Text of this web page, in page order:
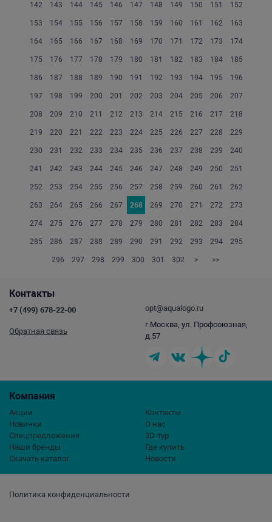
142 143 144 145 146 147 148 149 150 151 152
153 154 155 156 157 158 159 160 161 162 163
164 165 166 167 168 169 170 171 172 173 174
175 176 177 178 179 180 181 182 183 184 185
186 187 188 189 190 191 192 193 194 195 196
197 198 199 200 201 202 203 204 205 206 207
208 209 210 211 212 213 214 215 216 217 218
219 220 221 222 223 224 225 226 227 228 229
230 231 232 233 234 235 236 237 238 239 240
241 242 243 244 245 246 247 248 249 250 251
252 253 254 255 256 257 258 259 260 261 262
263 264 265 266 267 268 269 270 271 272 273
274 275 276 277 278 279 280 281 282 283 284
285 286 287 288 289 290 291 292 293 294 295
296 297 298 299 300 301 302 > >>
Политика конфиденциальности
Компания
Акции
Новинки
Спецпредложения
Наши бренды
Скачать каталог
Контакты
О нас
3D-тур
Где купить
Новости
Контакты
+7 (499) 678-22-00
Обратная связь
opt@aqualogo.ru
г.Москва, ул. Профсоюзная,
д.57